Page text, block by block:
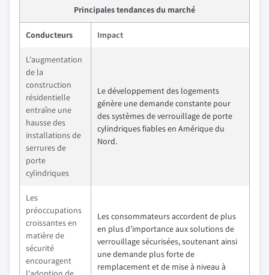
Principales tendances du marché
Conducteurs Impact
L'augmentation
de la
construction
résidentielle
entraîne une
hausse des
installations de
serrures de
porte
cylindriques
Le développement des logements
génère une demande constante pour
des systèmes de verrouillage de porte
cylindriques fiables en Amérique du
Nord.
Les
préoccupations
croissantes en
matière de
sécurité
encouragent
Les consommateurs accordent de plus
en plus d'importance aux solutions de
verrouillage sécurisées, soutenant ainsi
une demande plus forte de
remplacement et de mise à niveau à